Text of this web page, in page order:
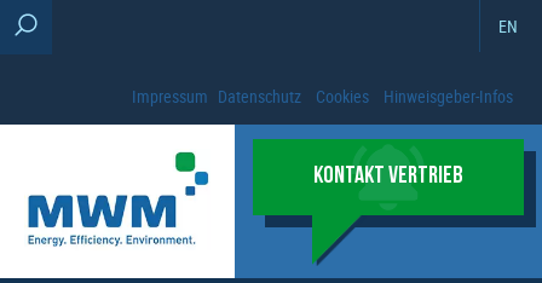
EN
Impressum Datenschutz Cookies Hinweisgeber-Infos
KONTAKT VERTRIEB